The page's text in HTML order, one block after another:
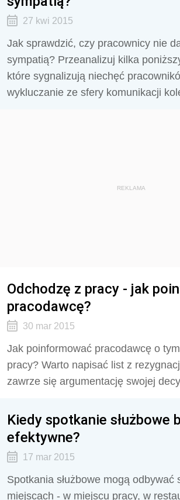
27 kwi 2015
Jak sprawdzić, czy pracownicy nie
sympatią? Przeanalizuj kilka
które sygnalizują niechęć
wykluczanie ze sfery komunikacji
REKLAMA
Odchodzę z pracy - jak
pracodawcę?
30 mar 2015
Jak poinformować pracodawcę o
pracy? Warto napisać list z
zawrze się argumentację swojej
Kiedy spotkanie służbowe
efektywne?
17 mar 2015
Spotkania służbowe mogą odbywać
miejscach - w miejscu pracy, w